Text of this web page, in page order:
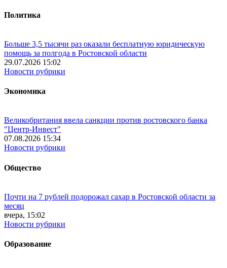
Политика
Больше 3,5 тысячи раз оказали бесплатную юридическую
помощь за полгода в Ростовской области
29.07.2026 15:02
Новости рубрики
Экономика
Великобритания ввела санкции против ростовского банка
"Центр-Инвест"
07.08.2026 15:34
Новости рубрики
Общество
Почти на 7 рублей подорожал сахар в Ростовской области за
месяц
вчера, 15:02
Новости рубрики
Образование